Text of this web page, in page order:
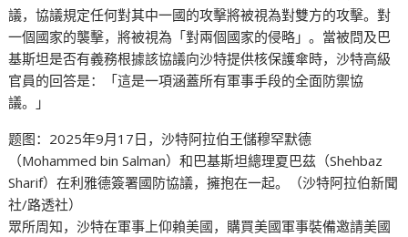
議，協議規定任何對其中一國的攻擊將被視為對雙方的攻擊。對
一個國家的襲擊，將被視為「對兩個國家的侵略」。當被問及巴
基斯坦是否有義務根據該協議向沙特提供核保護傘時，沙特高級
官員的回答是：「這是一項涵蓋所有軍事手段的全面防禦協
議。」
题图：2025年9月17日，沙特阿拉伯王儲穆罕默德
（Mohammed bin Salman）和巴基斯坦總理夏巴茲（Shehbaz
Sharif）在利雅德簽署國防協議，擁抱在一起。（沙特阿拉伯新聞
社/路透社）
眾所周知，沙特在軍事上仰賴美國，購買美國軍事裝備邀請美國